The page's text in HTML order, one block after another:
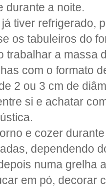
durante a noite.
tiver refrigerado,
os tabuleiros do
trabalhar a massa
com o formato
2 ou 3 cm de
si e achatar
e cozer
dependendo
numa grelha
em pó, decorar